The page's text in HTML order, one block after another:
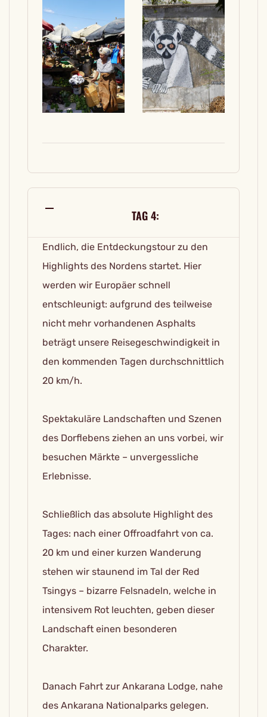
TAG 4:
Endlich, die Entdeckungstour zu den
Highlights des Nordens startet. Hier
werden wir Europäer schnell
entschleunigt: aufgrund des teilweise
nicht mehr vorhandenen Asphalts
beträgt unsere Reisegeschwindigkeit in
den kommenden Tagen durchschnittlich
20 km/h.
Spektakuläre Landschaften und Szenen
des Dorflebens ziehen an uns vorbei, wir
besuchen Märkte – unvergessliche
Erlebnisse.
Schließlich das absolute Highlight des
Tages: nach einer Offroadfahrt von ca.
20 km und einer kurzen Wanderung
stehen wir staunend im Tal der Red
Tsingys – bizarre Felsnadeln, welche in
intensivem Rot leuchten, geben dieser
Landschaft einen besonderen
Charakter.
Danach Fahrt zur Ankarana Lodge, nahe
des Ankarana Nationalparks gelegen.